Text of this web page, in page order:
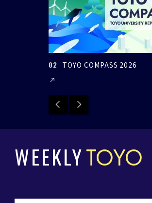
02 TOYO COMPASS 2026
Previous
Next
WEEKLYTOYO